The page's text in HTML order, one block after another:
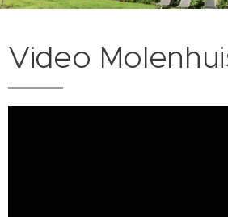
Video